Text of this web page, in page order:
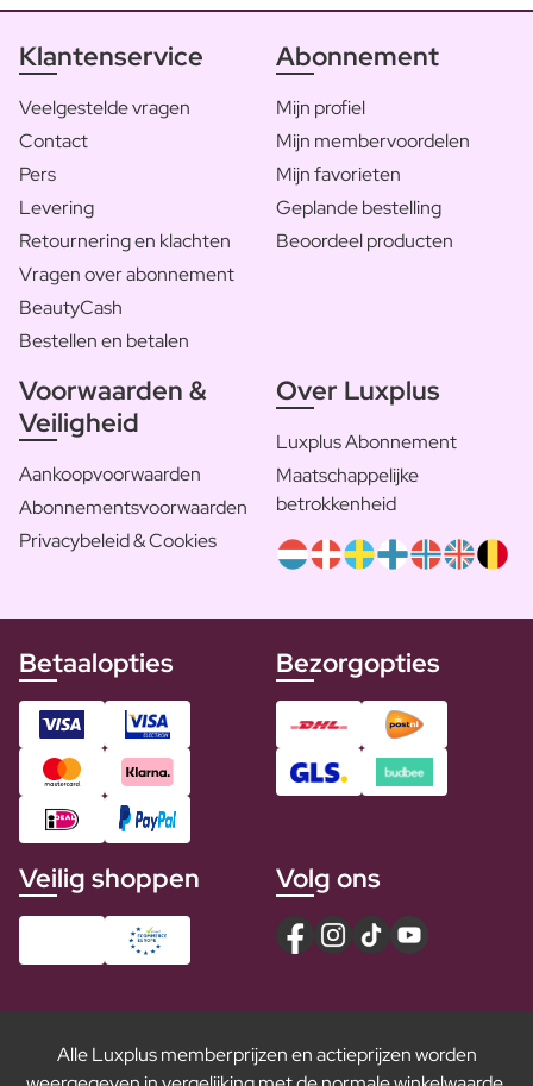
Klantenservice
Veelgestelde vragen
Contact
Pers
Levering
Retournering en klachten
Vragen over abonnement
BeautyCash
Bestellen en betalen
Abonnement
Mijn profiel
Mijn membervoordelen
Mijn favorieten
Geplande bestelling
Beoordeel producten
Voorwaarden &
Veiligheid
Aankoopvoorwaarden
Abonnementsvoorwaarden
Privacybeleid & Cookies
Over Luxplus
Luxplus Abonnement
Maatschappelijke
betrokkenheid
Betaalopties Bezorgopties
Veilig shoppen Volg ons
Alle Luxplus memberprijzen en actieprijzen worden